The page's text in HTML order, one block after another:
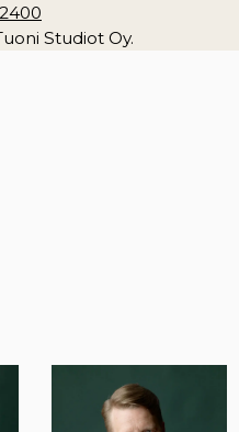
Studiot Oy.